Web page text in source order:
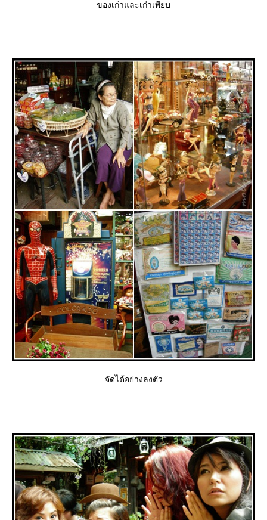
ของเก่าและเก๋าเพียบ
จัดได้อย่างลงตัว